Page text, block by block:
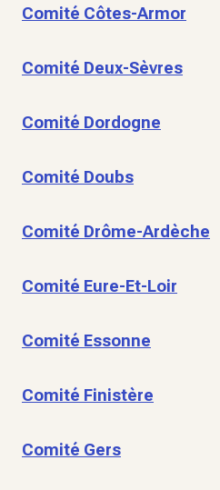
Comité Côtes-Armor
Comité Deux-Sèvres
Comité Dordogne
Comité Doubs
Comité Drôme-Ardèche
Comité Eure-Et-Loir
Comité Essonne
Comité Finistère
Comité Gers